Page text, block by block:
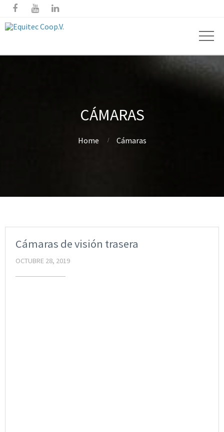
  
CÁMARAS
Home Cámaras
Cámaras de visión trasera
OCTUBRE 28, 2019